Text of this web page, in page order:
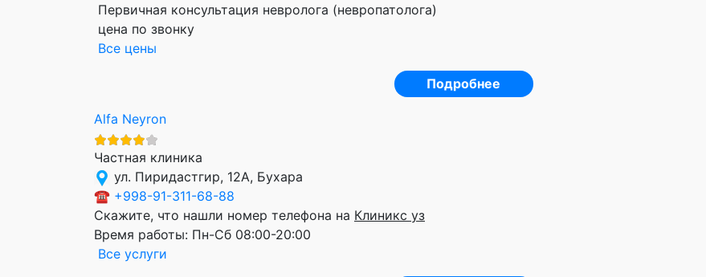
Первичная консультация невролога (невропатолога)
цена по звонку
Все цены
Подробнее
Alfa Neyron
Частная клиника
ул. Пиридастгир, 12A, Бухара
☎ +998-91-311-68-88
Скажите, что нашли номер телефона на Клиникс уз
Время работы: Пн-Сб 08:00-20:00
Все услуги